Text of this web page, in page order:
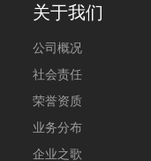
关于我们
公司概况
社会责任
荣誉资质
业务分布
企业之歌